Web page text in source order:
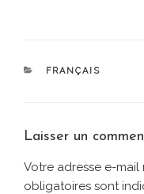
CATÉGORIES
FRANÇAIS
Laisser un
Votre adresse e-mail
obligatoires sont